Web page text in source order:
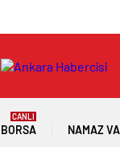
BORSA
CANLI
NAMAZ